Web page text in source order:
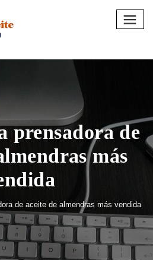
prensadora de
más
de aceite de almendras más vendida